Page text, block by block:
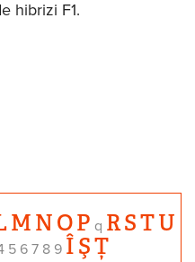
hibrizi F1.
MNOP q RSTU
5 6 7 8 9 ÎŞȚ